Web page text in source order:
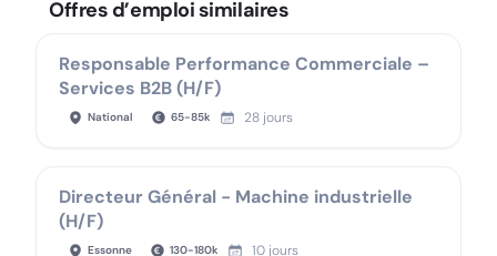
Offres d’emploi similaires
Responsable Performance Commerciale –
Services B2B (H/F)
National 65-85k 28 jours
Directeur Général - Machine industrielle
(H/F)
Essonne 130-180k 10 jours